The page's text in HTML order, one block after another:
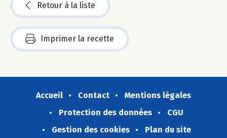
Retour à la liste
Imprimer la recette
Accueil Contact
Mentions légales
Protection des données
CGU
Gestion des cookies
Plan du site